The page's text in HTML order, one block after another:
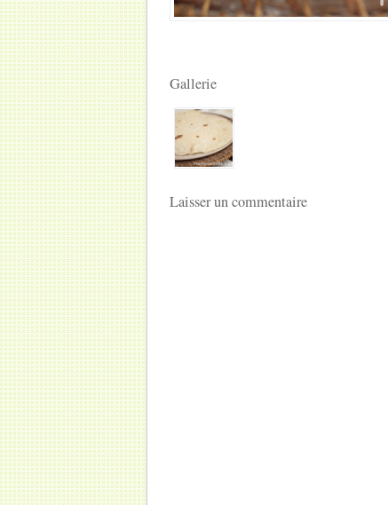
Gallerie
Laisser un commentaire